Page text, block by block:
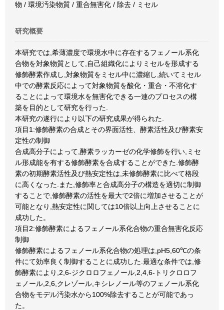
物 / 環境汚染物質 / 重合無害化 / 除去 / ミセル
研究概要
本研究では,希薄濃度で環境水中に存在するフェノール系化
合物を対象物質として,自己組織化によりミセルを形成する
修飾酵素作成し,対象物質をミセル中に濃縮し,続いてミセル
中での酵素反応によって対象物質を酸化・重合・不溶化す
ることによって環境水を無害化できる一連のプロセスの構
築を目的として研究を行った.
本研究の遂行により以下の研究成果が得られた.
項目1:修飾酵素の合成とその界面活性、酵素活性及び酵素安
定性の制御
合成高分子によって,酵素ラッカーゼの化学修飾を行い,ミセ
ル形成能を有する修飾酵素を合成することができた.修飾酵
素の初期酵素活性及び熱安定性は,未修飾酵素に比べて格段
に高くなった.また,修飾率と合成高分子の構造を適切に制御
することで,修飾酵素の活性を最大で2倍に増加させることが
可能となり,熱安定性に関しては10倍以上向上させることに
成功した。
項目2:修飾酵素によるフェノール系化合物の重合無害化反応
制御
修飾酵素によるフェノール系化合物の処理は,pH5,60℃の条
件にて効率良く制御することに成功した.最適な条件では,修
飾酵素により,2,6-ジクロロフェノール,2,4,6-トリクロロフ
ェノール,2,6,クレゾール,キシレノール等のフェノール系化
合物をモデル汚染水から100%除去することが可能であっ
た。